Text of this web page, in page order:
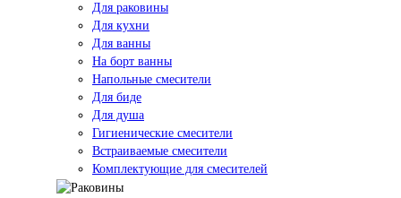
Для раковины
Для кухни
Для ванны
На борт ванны
Напольные смесители
Для биде
Для душа
Гигиенические смесители
Встраиваемые смесители
Комплектующие для смесителей